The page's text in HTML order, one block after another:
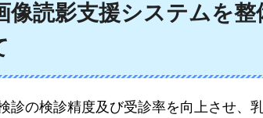
像読影支援システムを
診の検診精度及び受診率を向上させ、